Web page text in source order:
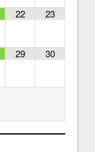
22 23
29 30